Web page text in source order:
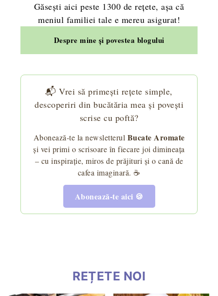
Găsești aici peste 1300 de rețete, așa că
meniul familiei tale e mereu asigurat!
Despre mine și povestea blogului
📬 Vrei să primești rețete simple,
descoperiri din bucătăria mea și povești
scrise cu poftă?
Abonează-te la newsletterul Bucate Aromate
și vei primi o scrisoare în fiecare joi dimineața
– cu inspirație, miros de prăjituri și o cană de
cafea imaginară. ☕
Abonează-te aici 🍪
REȚETE NOI